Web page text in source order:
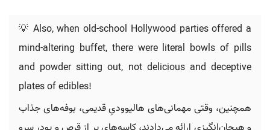
💡 Also, when old-school Hollywood parties offered a
mind-altering buffet, there were literal bowls of pills
and powder sitting out, not delicious and deceptive
plates of edibles!
همچنین، وقتی مهمانی‌های هالیوودیِ قدیمی، بوفه‌های جذاب